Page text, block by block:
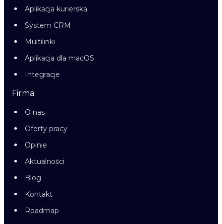
Aplikacja kurierska
System CRM
Multilinki
Aplikacja dla macOS
Integracje
Firma
O nas
Oferty pracy
Opinie
Aktualności
Blog
Kontakt
Roadmap